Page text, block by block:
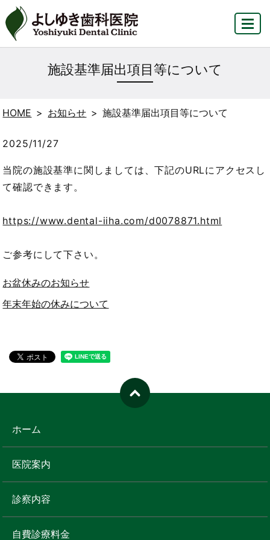
施設基準届出項目等について
HOME お知らせ 施設基準届出項目等について
2025/11/27
当院の施設基準に関しましては、下記のURLにアクセスし
て確認できます。
https://www.dental-iiha.com/d0078871.html
ご参考にして下さい。
お盆休みのお知らせ
年末年始の休みについて
ホーム
医院案内
診察内容
自費診療料金